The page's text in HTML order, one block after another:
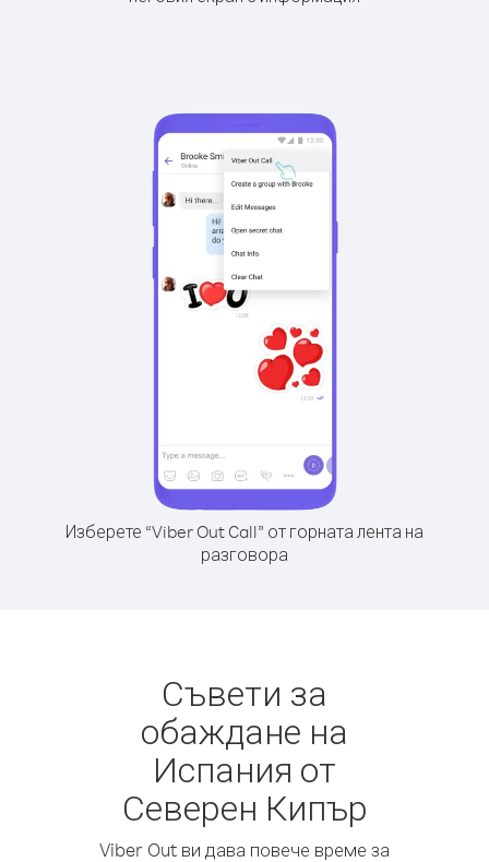
Изберете “Viber Out Call” от горната лента на
разговора
Съвети за
обаждане на
Испания от
Северен Кипър
Viber Out ви дава повече време за